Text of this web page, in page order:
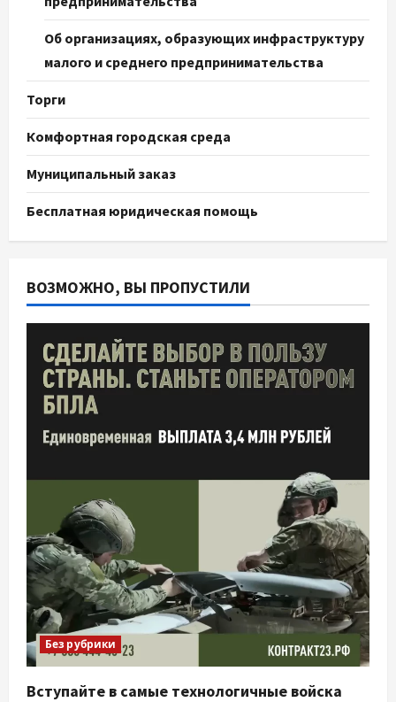
Об организациях, образующих инфраструктуру
малого и среднего предпринимательства
Торги
Комфортная городская среда
Муниципальный заказ
Бесплатная юридическая помощь
ВОЗМОЖНО, ВЫ ПРОПУСТИЛИ
Без рубрики
Вступайте в самые технологичные войска